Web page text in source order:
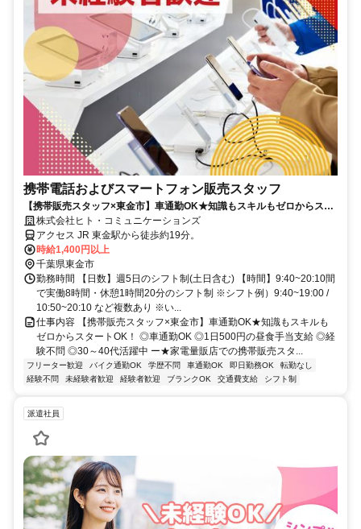
携帯電話およびスマートフォン販売スタッフ
【携帯販売スタッフ×東金市】車通勤OK★知識もスキルもゼロからスタ
ートOK！
株式会社ヒト・コミュニケーションズ
アクセス JR 東金駅から徒歩約19分。
時給1,400円以上
千葉県東金市
勤務時間 【日数】週5日のシフト制(土日含む) 【時間】9:40~20:10間
で実働8時間・休憩1時間20分のシフト制 ※シフト例）9:40~19:00 /
10:50~20:10 など複数あり ※い...
仕事内容 【携帯販売スタッフ×東金市】車通勤OK★知識もスキルも
ゼロからスタートOK！ ◎車通勤OK ◎1日500円の昼食手当支給 ◎経
験不問 ◎30～40代活躍中 ー★家電量販店での携帯販売スタ...
フリーター歓迎 バイク通勤OK 学歴不問 車通勤OK 即日勤務OK
転勤なし
経験不問
未経験者歓迎 経験者歓迎 ブランクOK 交通費支給 シフト制
派遣社員